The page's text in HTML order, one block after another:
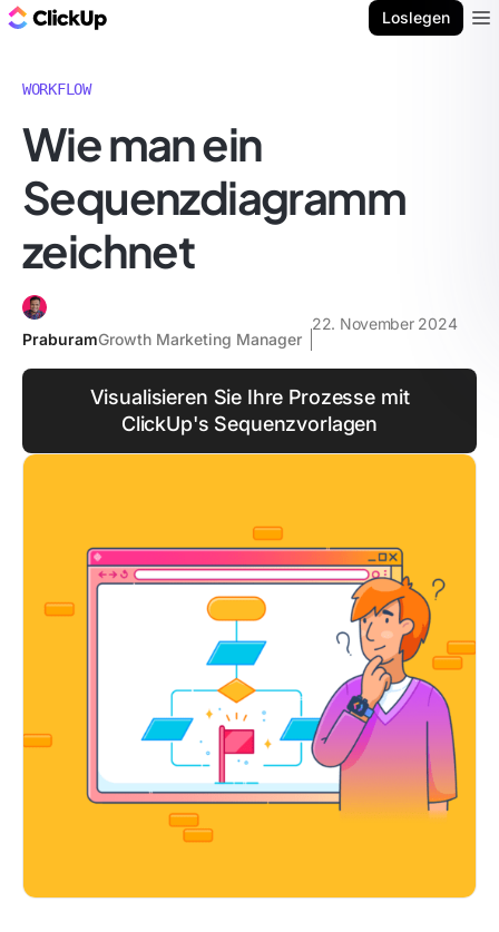
Loslegen
WORKFLOW
Wie man ein
Sequenzdiagramm
zeichnet
PraburamGrowth Marketing Manager
22. November 2024
Visualisieren Sie Ihre Prozesse mit
ClickUp's Sequenzvorlagen